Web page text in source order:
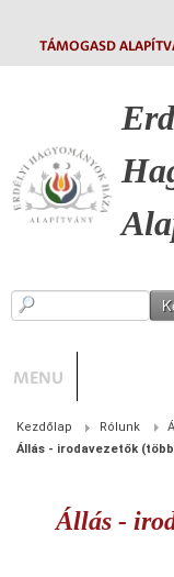
TÁMOGASD
MENU
Kezdőlap Rólunk
Állás - irodavezetők
Állás -